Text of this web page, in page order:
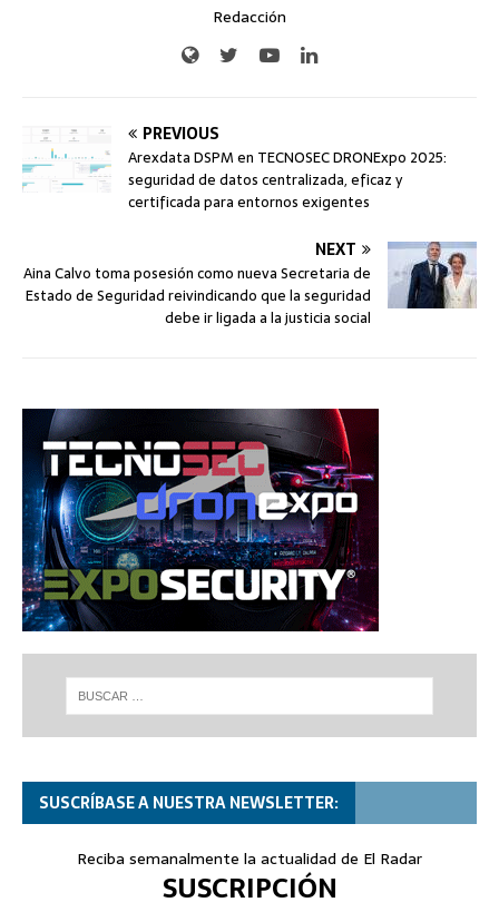
Redacción
PREVIOUS
Arexdata DSPM en TECNOSEC DRONExpo 2025:
seguridad de datos centralizada, eficaz y
certificada para entornos exigentes
NEXT
Aina Calvo toma posesión como nueva Secretaria de
Estado de Seguridad reivindicando que la seguridad
debe ir ligada a la justicia social
SUSCRÍBASE A NUESTRA NEWSLETTER:
Reciba semanalmente la actualidad de El Radar
SUSCRIPCIÓN